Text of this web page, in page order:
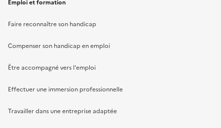
Emploi et formation
Faire reconnaître son handicap
Compenser son handicap en emploi
Être accompagné vers l'emploi
Effectuer une immersion professionnelle
Travailler dans une entreprise adaptée